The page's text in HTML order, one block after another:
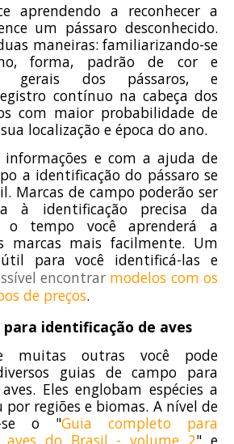
aprendendo a reconhecer a
um pássaro desconhecido.
maneiras: familiarizando-se
forma, padrão de cor e
gerais dos pássaros, e
contínuo na cabeça dos
com maior probabilidade de
localização e época do ano.
informações e com a ajuda de
a identificação do pássaro se
Marcas de campo poderão ser
à identificação precisa da
o tempo você aprenderá a
marcas mais facilmente. Um
para você identificá-las e
encontrar modelos com os
de preços.
para identificação de aves
muitas outras você pode
guias de campo para
Eles englobam espécies a
por regiões e biomas. A nível de
se o "Guia completo para